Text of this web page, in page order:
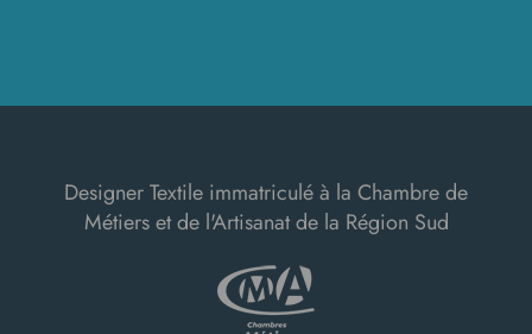
Designer Textile immatriculé à la Chambre de
Métiers et de l'Artisanat de la Région Sud